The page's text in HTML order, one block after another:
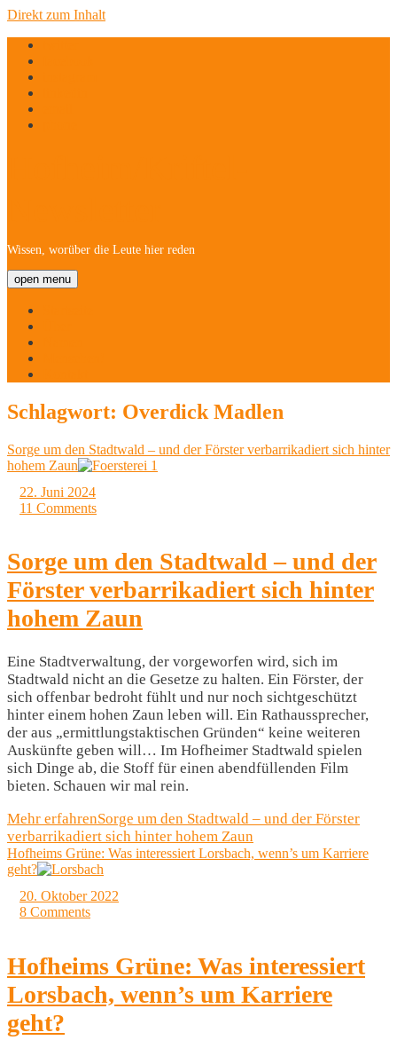
Direkt zum Inhalt
Wissen, worüber die Leute hier reden
open menu
Schlagwort: Overdick Madlen
Sorge um den Stadtwald – und der Förster verbarrikadiert sich hinter
hohem Zaun
22. Juni 2024
11 Comments
Sorge um den Stadtwald – und der
Förster verbarrikadiert sich hinter
hohem Zaun
Eine Stadtverwaltung, der vorgeworfen wird, sich im
Stadtwald nicht an die Gesetze zu halten. Ein Förster, der
sich offenbar bedroht fühlt und nur noch sichtgeschützt
hinter einem hohen Zaun leben will. Ein Rathaussprecher,
der aus „ermittlungstaktischen Gründen“ keine weiteren
Auskünfte geben will… Im Hofheimer Stadtwald spielen
sich Dinge ab, die Stoff für einen abendfüllenden Film
bieten. Schauen wir mal rein.
Mehr erfahrenSorge um den Stadtwald – und der Förster
verbarrikadiert sich hinter hohem Zaun
Hofheims Grüne: Was interessiert Lorsbach, wenn’s um Karriere
geht?
20. Oktober 2022
8 Comments
Hofheims Grüne: Was interessiert
Lorsbach, wenn’s um Karriere
geht?